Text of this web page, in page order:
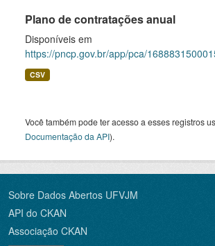
Plano de contratações anual
Disponíveis em
https://pncp.gov.br/app/pca/
CSV
Você também pode ter acesso a esses registros
Documentação da API).
Sobre Dados Abertos UFVJM
API do CKAN
Associação CKAN